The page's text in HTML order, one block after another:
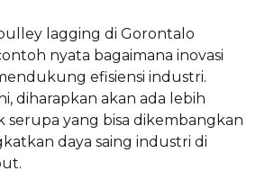
lagging di Gorontalo
nyata bagaimana inovasi
efisiensi industri.
diharapkan akan ada lebih
serupa yang bisa dikembangkan
daya saing industri di